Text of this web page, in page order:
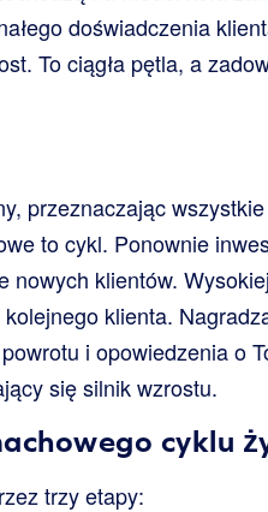
doświadczenia
To ciągła pętla, a
przeznaczając
to cykl. Ponownie
nowych klientów.
klienta.
i opowiedzenia o
się silnik wzrostu.
cyklu
trzy etapy: